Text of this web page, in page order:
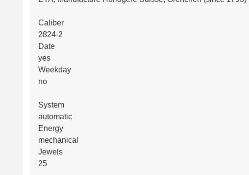
Caliber
2824-2
Date
yes
Weekday
no
System
automatic
Energy
mechanical
Jewels
25